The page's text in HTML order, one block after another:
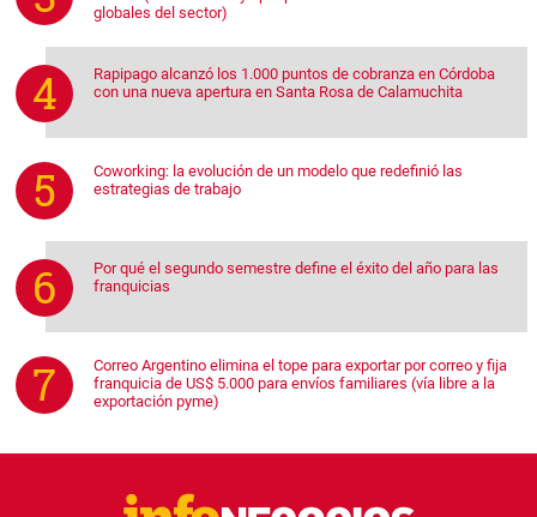
globales del sector)
Rapipago alcanzó los 1.000 puntos de cobranza en Córdoba
con una nueva apertura en Santa Rosa de Calamuchita
Coworking: la evolución de un modelo que redefinió las
estrategias de trabajo
Por qué el segundo semestre define el éxito del año para las
franquicias
Correo Argentino elimina el tope para exportar por correo y fija
franquicia de US$ 5.000 para envíos familiares (vía libre a la
exportación pyme)